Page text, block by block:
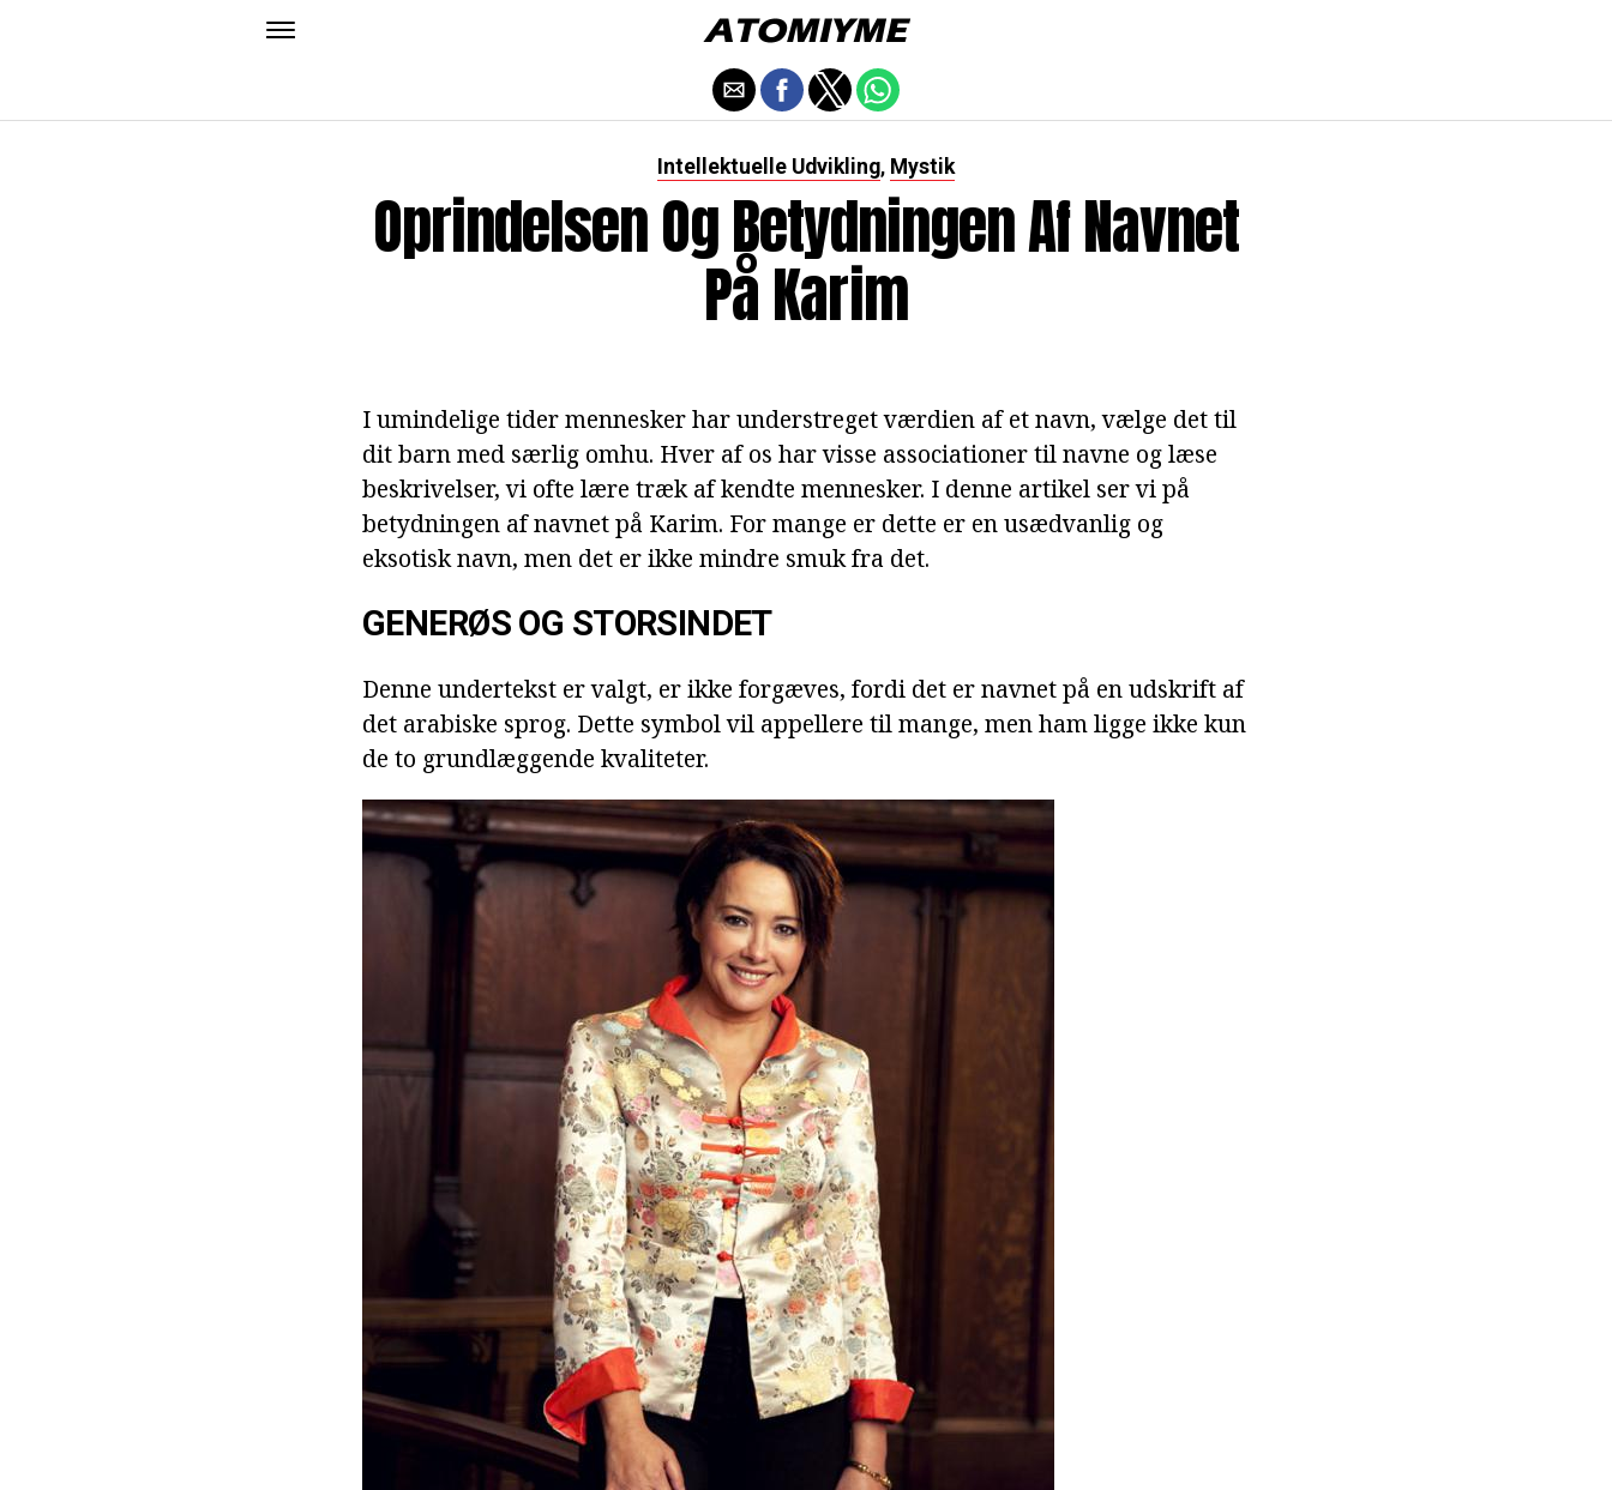
Intellektuelle Udvikling, Mystik
Oprindelsen Og Betydningen Af Navnet
På Karim
I umindelige tider mennesker har understreget værdien af et navn, vælge det til
dit barn med særlig omhu. Hver af os har visse associationer til navne og læse
beskrivelser, vi ofte lære træk af kendte mennesker. I denne artikel ser vi på
betydningen af navnet på Karim. For mange er dette er en usædvanlig og
eksotisk navn, men det er ikke mindre smuk fra det.
GENERØS OG STORSINDET
Denne undertekst er valgt, er ikke forgæves, fordi det er navnet på en udskrift af
det arabiske sprog. Dette symbol vil appellere til mange, men ham ligge ikke kun
de to grundlæggende kvaliteter.